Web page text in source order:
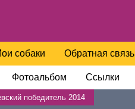
Фотоальбом Ссылки
собаки Обратная связь
победитель 2014